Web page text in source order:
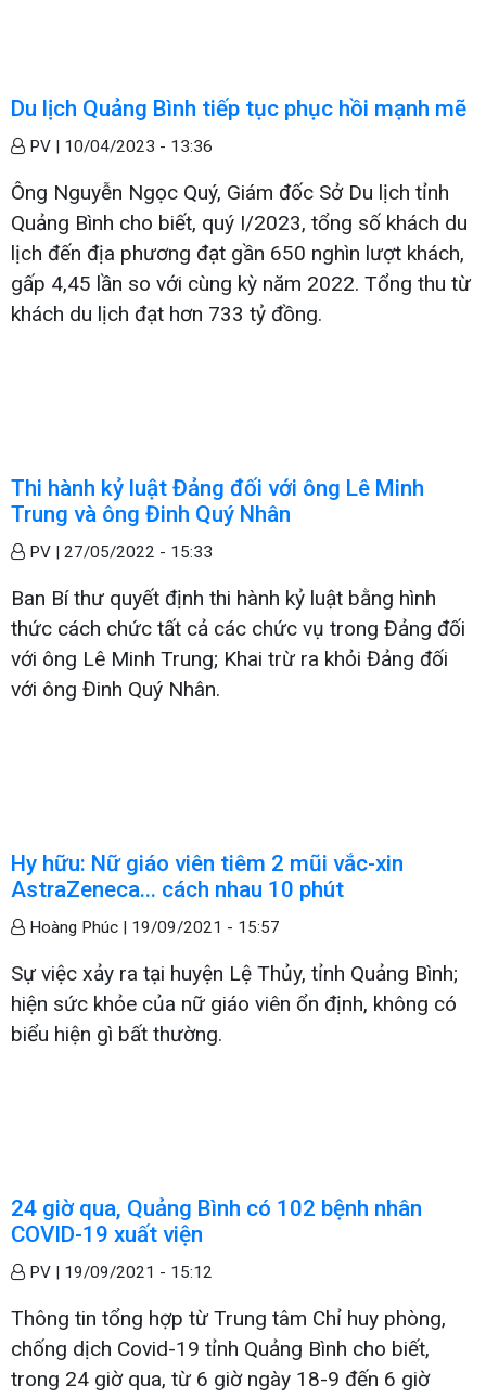
Du lịch Quảng Bình tiếp tục phục hồi mạnh mẽ
PV | 10/04/2023 - 13:36
Ông Nguyễn Ngọc Quý, Giám đốc Sở Du lịch tỉnh
Quảng Bình cho biết, quý I/2023, tổng số khách du
lịch đến địa phương đạt gần 650 nghìn lượt khách,
gấp 4,45 lần so với cùng kỳ năm 2022. Tổng thu từ
khách du lịch đạt hơn 733 tỷ đồng.
Thi hành kỷ luật Đảng đối với ông Lê Minh
Trung và ông Đinh Quý Nhân
PV | 27/05/2022 - 15:33
Ban Bí thư quyết định thi hành kỷ luật bằng hình
thức cách chức tất cả các chức vụ trong Đảng đối
với ông Lê Minh Trung; Khai trừ ra khỏi Đảng đối
với ông Đinh Quý Nhân.
Hy hữu: Nữ giáo viên tiêm 2 mũi vắc-xin
AstraZeneca... cách nhau 10 phút
Hoàng Phúc | 19/09/2021 - 15:57
Sự việc xảy ra tại huyện Lệ Thủy, tỉnh Quảng Bình;
hiện sức khỏe của nữ giáo viên ổn định, không có
biểu hiện gì bất thường.
24 giờ qua, Quảng Bình có 102 bệnh nhân
COVID-19 xuất viện
PV | 19/09/2021 - 15:12
Thông tin tổng hợp từ Trung tâm Chỉ huy phòng,
chống dịch Covid-19 tỉnh Quảng Bình cho biết,
trong 24 giờ qua, từ 6 giờ ngày 18-9 đến 6 giờ